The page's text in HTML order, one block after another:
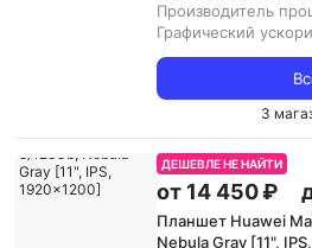
Производитель
Графический
3
ДЕШЕВЛЕ НЕ НАЙТИ
от 14 450 ₽
Планшет Huawei
Nebula Gray [11",